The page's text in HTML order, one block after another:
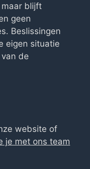
blijft
geen
Beslissingen
eigen situatie
de
website of
je met ons team